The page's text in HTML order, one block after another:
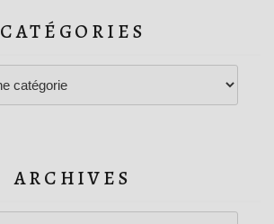
CATÉGORIES
ARCHIVES